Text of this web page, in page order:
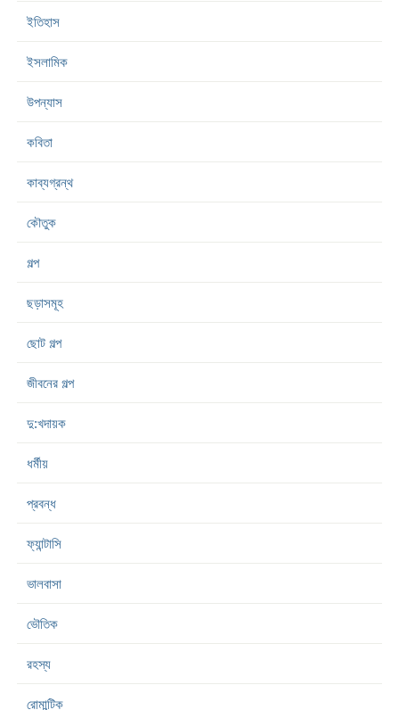
ইতিহাস
ইসলামিক
উপন্যাস
কবিতা
কাব্যগ্রন্থ
কৌতুক
গল্প
ছড়াসমূহ
ছোট গল্প
জীবনের গল্প
দু:খদায়ক
ধর্মীয়
প্রবন্ধ
ফ্যান্টাসি
ভালবাসা
ভৌতিক
রহস্য
রোমান্টিক